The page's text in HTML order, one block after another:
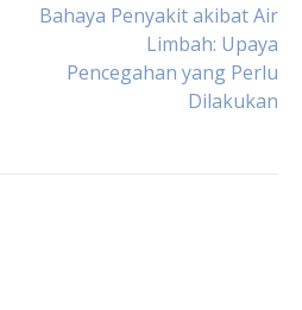
Bahaya Penyakit akibat Air
Limbah: Upaya
Pencegahan yang Perlu
Dilakukan